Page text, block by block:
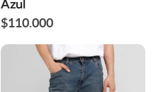
Azul
$110.000